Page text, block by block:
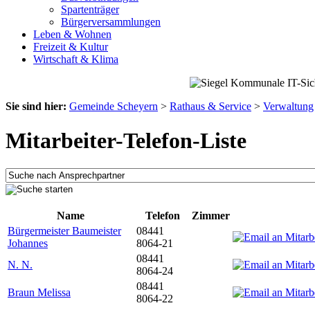
Spartenträger
Bürgerversammlungen
Leben & Wohnen
Freizeit & Kultur
Wirtschaft & Klima
Sie sind hier: Gemeinde Scheyern > Rathaus & Service > Verwaltung
Mitarbeiter-Telefon-Liste
Name
Telefon Zimmer
Bürgermeister Baumeister
Johannes
08441
8064-21
N. N.
08441
8064-24
Braun Melissa
08441
8064-22